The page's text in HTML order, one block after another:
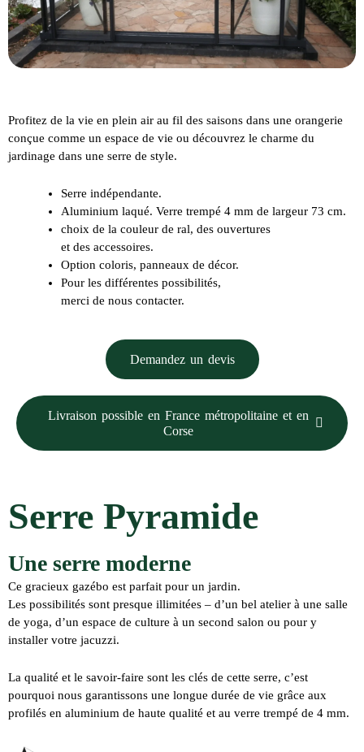
Profitez de la vie en plein air au fil des saisons dans une orangerie
conçue comme un espace de vie ou découvrez le charme du
jardinage dans une serre de style.
Serre indépendante.
Aluminium laqué. Verre trempé 4 mm de largeur 73 cm.
choix de la couleur de ral, des ouvertures
et des accessoires.
Option coloris, panneaux de décor.
Pour les différentes possibilités,
merci de nous contacter.
Demandez un devis
Livraison possible en France métropolitaine et en
Corse
Serre Pyramide
Une serre moderne
Ce gracieux gazébo est parfait pour un jardin.
Les possibilités sont presque illimitées – d’un bel atelier à une salle
de yoga, d’un espace de culture à un second salon ou pour y
installer votre jacuzzi.
La qualité et le savoir-faire sont les clés de cette serre, c’est
pourquoi nous garantissons une longue durée de vie grâce aux
profilés en aluminium de haute qualité et au verre trempé de 4 mm.